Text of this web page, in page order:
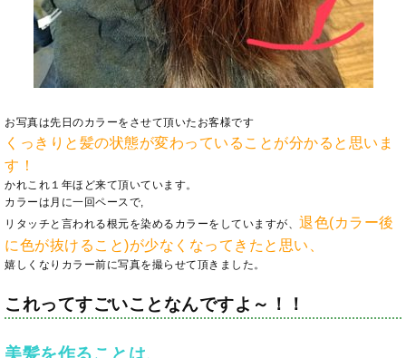
お写真は先日のカラーをさせて頂いたお客様です
くっきりと髪の状態が変わっていることが分かると思いま
す！
かれこれ１年ほど来て頂いています。
カラーは月に一回ペースで,
リタッチと言われる根元を染めるカラーをしていますが、 退色(カラー後
に色が抜けること)が少なくなってきたと思い、
嬉しくなりカラー前に写真を撮らせて頂きました。
これってすごいことなんですよ～！！
美髪を作ることは、